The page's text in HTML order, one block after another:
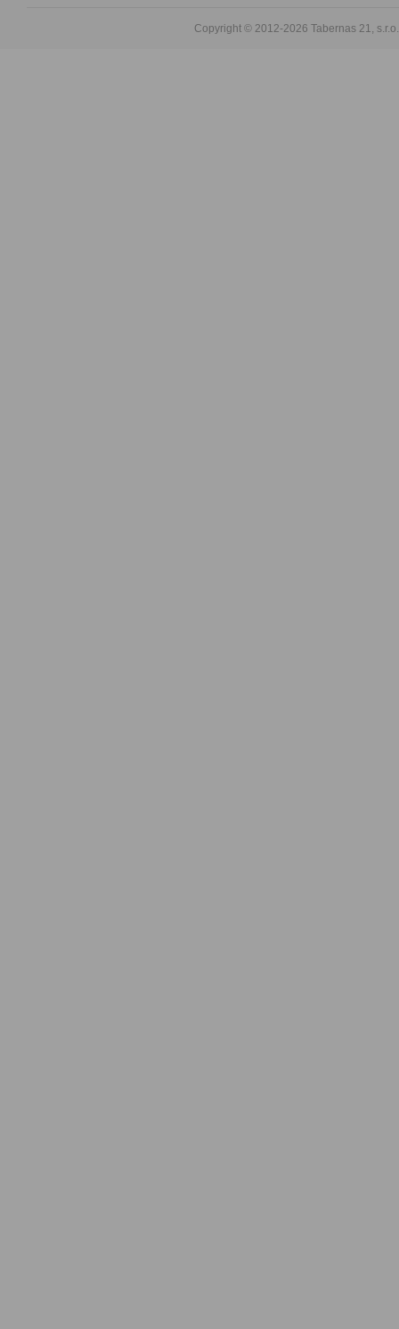
Copyright © 2012-2026 Tabernas 21, s.r.o.